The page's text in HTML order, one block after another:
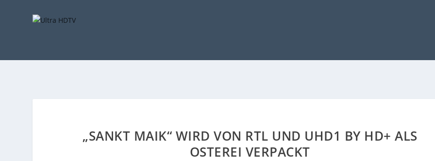
„SANKT MAIK“ WIRD VON RTL UND UHD1 BY HD+ ALS
OSTEREI VERPACKT